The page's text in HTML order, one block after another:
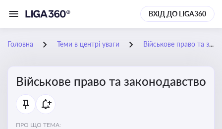
ВХІД ДО LIGA360
Головна Теми в центрі уваги Військове право та законодавство
Військове право та законодавство
ПРО ЩО ТЕМА: